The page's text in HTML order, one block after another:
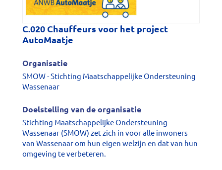
C.020 Chauffeurs voor het project
AutoMaatje
Organisatie
SMOW - Stichting Maatschappelijke Ondersteuning
Wassenaar
Doelstelling van de organisatie
Stichting Maatschappelijke Ondersteuning
Wassenaar (SMOW) zet zich in voor alle inwoners
van Wassenaar om hun eigen welzijn en dat van hun
omgeving te verbeteren.